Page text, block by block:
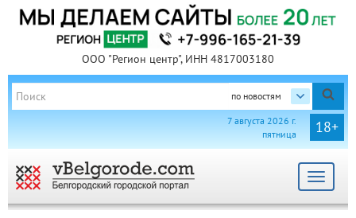
ООО "Регион центр", ИНН 4817003180
по новостям
18+
7 августа 2026 г.
пятница
Toggle